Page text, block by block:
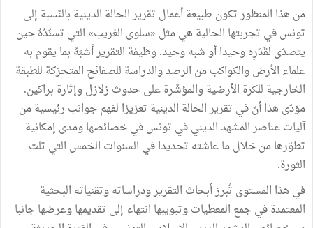
من هذا المنظور تكون طبيعة أعمال تقرير الحالة الدينية بالنّسبة إلى
تونس في تجربتها الحالية هي مثل «سلوى الغريب» التي تسنُدُهُ حين
يتصدّى لقَدَرِه وحيدا أو شبه وحيد. وظيفة التقرير أَشبَهُ بما يقوم به
علماء الأرض والكواكب من الرصد والدراسة للصفائح المتحرّكة للطبقة
الخارجية للكرة الأرضية والمؤشّرة على حدوث زلازل وإثارة براكين.
مؤدّى هذا أنّ في تقرير الحالة الدينية تعزيزا لفهم جوانب رئيسية من
آليات عناصر المشهد الديني في تونس في خصائصها ومدى إمكانية
تطوّرها من خلال ما عاشته تحديدا في السنوات الخمس التي تلت
الثورة.
في هذا المستوى تُبرز أبحاث التقرير ودراساته وتقنياته البحثية
المعتمدة في جمع المعطيات وتبويبها انتهاء إلى تقديمها وعرضها جانبا